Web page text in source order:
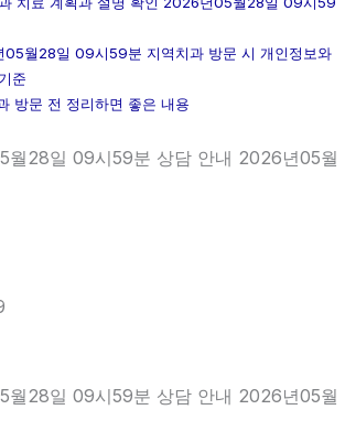
05월28일 09시59분 지역치과 방문 시 개인정보와
준
방문 전 정리하면 좋은 내용
월28일 09시59분 상담 안내 2026년05월
월28일 09시59분 상담 안내 2026년05월